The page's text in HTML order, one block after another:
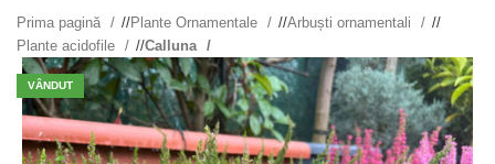
Prima pagină / Plante Ornamentale / Arbuști ornamentali
/
Plante acidofile
/ Calluna
VÂNDUT